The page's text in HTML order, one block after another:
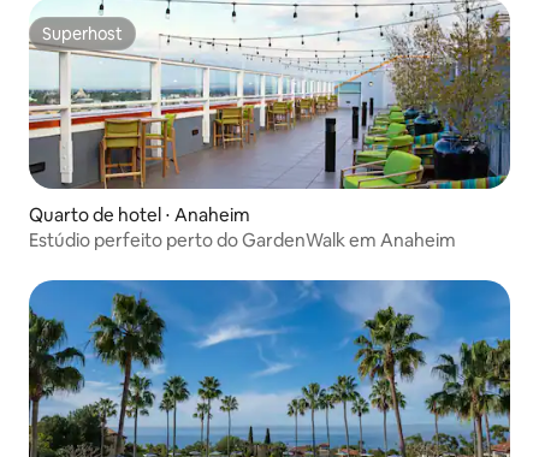
Superhost
Superhost
Quarto de hotel ⋅ Anaheim
Estúdio perfeito perto do GardenWalk em Anaheim